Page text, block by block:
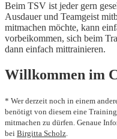
Beim TSV ist jeder gern
Ausdauer und Teamgeist
mitmachen möchte, kann
vorbeikommen, sich beim
dann einfach mittrainieren.
Willkommen im
* Wer derzeit noch in einem
benötigt von diesem eine
mitmachen zu dürfen. Genaue
bei Birgitta Scholz.